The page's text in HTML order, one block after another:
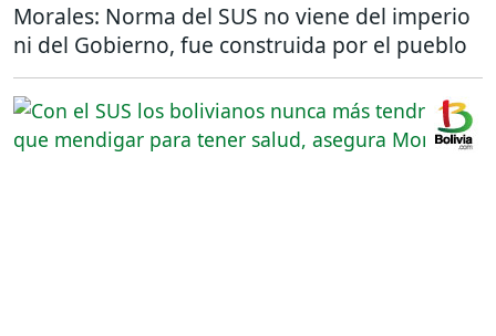
Morales: Norma del SUS no viene del imperio
ni del Gobierno, fue construida por el pueblo